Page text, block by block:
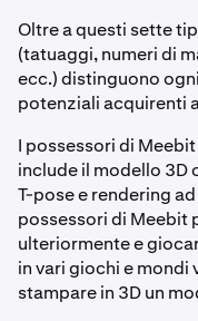
Oltre a questi sette
(tatuaggi, numeri di
ecc.) distinguono
potenziali acquirenti
I possessori di
include il modello 3D
T-pose e rendering
possessori di Meebit
ulteriormente e
in vari giochi e
stampare in 3D un